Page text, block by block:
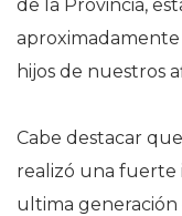
de la Provincia,
aproximadamente
hijos de nuestros
Cabe destacar
realizó una fuerte
ultima